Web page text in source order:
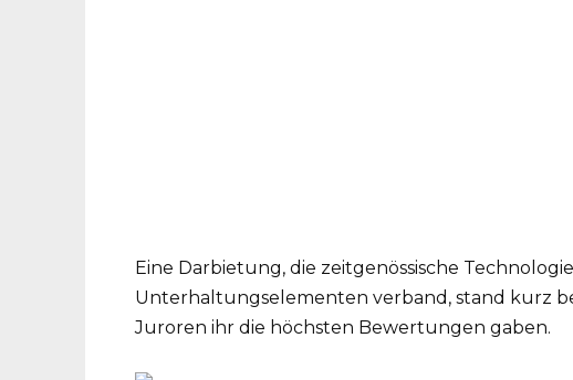
Eine Darbietung, die zeitgenössische
Unterhaltungselementen verband, stand kurz
Juroren ihr die höchsten Bewertungen gaben.